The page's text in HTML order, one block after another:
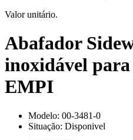
Valor unitário.
Abafador
inoxidável
EMPI
Modelo: 00-3481-0
Situação: Disponivel